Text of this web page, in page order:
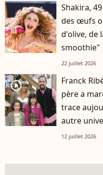
Shakira,
des œufs
d'olive, de
smoothie"
22 juillet 2026
player2
Franck
père a
trace
autre
12 juillet 2026